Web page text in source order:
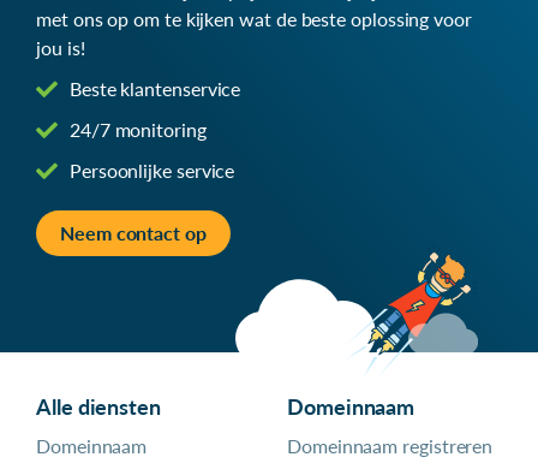
met ons op om te kijken wat de beste oplossing voor
jou is!
Beste klantenservice
24/7 monitoring
Persoonlijke service
Neem contact op
Alle diensten
Domeinnaam
Domeinnaam
Domeinnaam registreren